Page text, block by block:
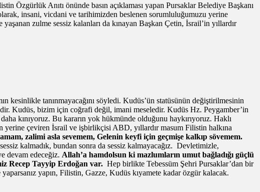
Özgürlük Anıtı önünde basın açıklaması yapan Pursaklar Belediye Başkanı
insani, vicdani ve tarihimizden beslenen sorumluluğumuzu yerine
zulme sessiz kalanları da kınayan Başkan Çetin, İsrail’in yıllardır
kesinlikle tanınmayacağını söyledi. Kudüs’ün statüsünün değiştirilmesinin
Kudüs, bizim için coğrafi değil, imani meseledir. Kudüs Hz. Peygamber’in
kınıyoruz. Bu kararın yok hükmünde olduğunu haykırıyoruz. Haklı
yerine çeviren İsrail ve işbirlikçisi ABD, yıllardır masum Filistin halkına
zalimi asla sevemem, Gelenin keyfi için geçmişe kalkıp sövemem.
kalmadık, bundan sonra da sessiz kalmayacağız. Devletimizle,
devam edeceğiz. Allah’a hamdolsun ki mazlumların umut bağladığı güçlü
Recep Tayyip Erdoğan var. Hep birlikte Tebessüm Şehri Pursaklar’dan bir
yapın, Filistin, Gazze, Kudüs kıyamete kadar özgür kalacak.